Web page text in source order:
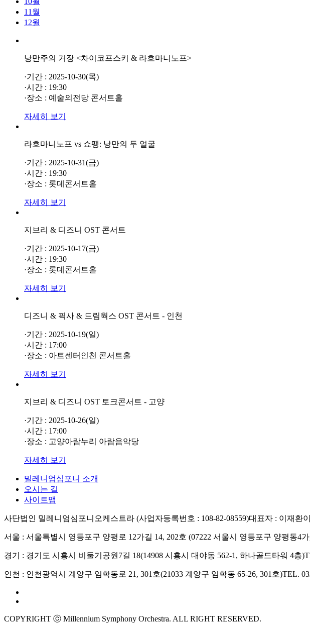
11월
12월
낭만주의 거장 <차이코프스키 & 라흐마니노프>
·기간 : 2025-10-30(목)
·시간 : 19:30
·장소 : 예술의전당 콘서트홀
자세히 보기
라흐마니노프 vs 쇼팽: 낭만의 두 얼굴
·기간 : 2025-10-31(금)
·시간 : 19:30
·장소 : 롯데콘서트홀
자세히 보기
지브리 & 디즈니 OST 콘서트
·기간 : 2025-10-17(금)
·시간 : 19:30
·장소 : 롯데콘서트홀
자세히 보기
디즈니 & 픽사 & 드림웍스 OST 콘서트 - 인천
·기간 : 2025-10-19(일)
·시간 : 17:00
·장소 : 아트센터인천 콘서트홀
자세히 보기
지브리 & 디즈니 OST 토크콘서트 - 고양
·기간 : 2025-10-26(일)
·시간 : 17:00
·장소 : 고양아람누리 아람음악당
자세히 보기
밀레니엄심포니 소개
오시는 길
사이트맵
사단법인 밀레니엄심포니오케스트라 (사업자등록번호 : 108-82-08559)대표자 : 이재환
서울 : 서울특별시 영등포구 양평로 12가길 14, 202호 (07222 서울시 영등포구 양평동4
경기 : 경기도 시흥시 비둘기공원7길 18(14908 시흥시 대야동 562-1, 하나골드타워 4층)
인천 : 인천광역시 계양구 임학동로 21, 301호(21033 계양구 임학동 65-26, 301호)TEL.
COPYRIGHT ⓒ Millennium Symphony Orchestra. ALL RIGHT RESERVED.